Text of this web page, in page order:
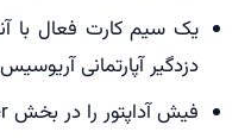
یک سیم کارت فعال با
دزدگیر آپارتمانی
فیش آداپتور را در بخش power فیش کنید؛